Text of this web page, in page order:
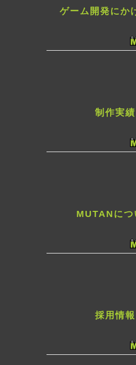
ゲーム開発にか
制作実績
MUTANにつ
採用情報